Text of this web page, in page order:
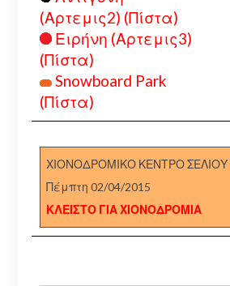
(Αρτεμις2) (Πίστα)
Ειρήνη (Αρτεμις3)
(Πίστα)
Snowboard Park
(Πίστα)
ΧΙΟΝΟΔΡΟΜΙΚΟ ΚΕΝΤΡΟ ΣΕΛΙΟΥ
Πέμπτη 02/04/2015
ΚΛΕΙΣΤΟ ΓΙΑ ΧΙΟΝΟΔΡΟΜΙΑ